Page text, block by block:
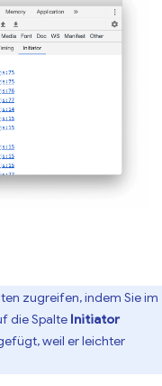
zugreifen, indem Sie im
die Spalte Initiator
weil er leichter